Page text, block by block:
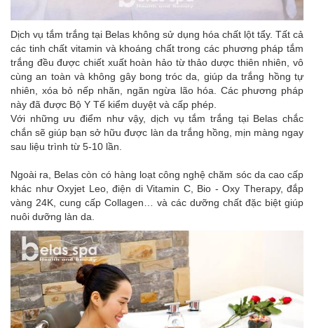
Dịch vụ tắm trắng tại Belas không sử dụng hóa chất lột tẩy. Tất cả
các tinh chất vitamin và khoáng chất trong các phương pháp tắm
trắng đều được chiết xuất hoàn hảo từ thảo dược thiên nhiên, vô
cùng an toàn và không gây bong tróc da, giúp da trắng hồng tự
nhiên, xóa bỏ nếp nhăn, ngăn ngừa lão hóa. Các phương pháp
này đã được Bộ Y Tế kiểm duyệt và cấp phép.
Với những ưu điểm như vậy, dịch vụ tắm trắng tại Belas chắc
chắn sẽ giúp bạn sở hữu được làn da trắng hồng, mịn màng ngay
sau liệu trình từ 5-10 lần.
Ngoài ra, Belas còn có hàng loạt công nghệ chăm sóc da cao cấp
khác như Oxyjet Leo, điện di Vitamin C, Bio - Oxy Therapy, đắp
vàng 24K, cung cấp Collagen… và các dưỡng chất đặc biệt giúp
nuôi dưỡng làn da.